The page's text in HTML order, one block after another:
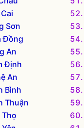
Sơn
Đồng
An
Định
An
Bình
Thuận
Thọ